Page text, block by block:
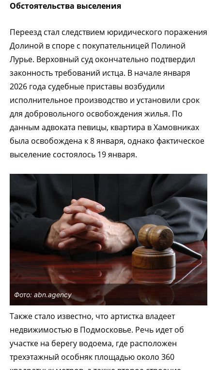
Обстоятельства выселения
Переезд стал следствием юридического поражения
Долиной в споре с покупательницей Полиной
Лурье. Верховный суд окончательно подтвердил
законность требований истца. В начале января
2026 года судебные приставы возбудили
исполнительное производство и установили срок
для добровольного освобождения жилья. По
данным адвоката певицы, квартира в Хамовниках
была освобождена к 8 января, однако фактическое
выселение состоялось 19 января.
Фото: abn.agency
Также стало известно, что артистка владеет
недвижимостью в Подмосковье. Речь идет об
участке на берегу водоема, где расположен
трехэтажный особняк площадью около 360